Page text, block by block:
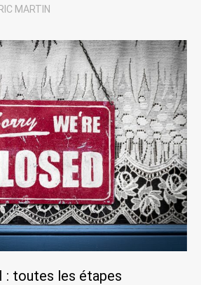
MARTIN
: toutes les étapes